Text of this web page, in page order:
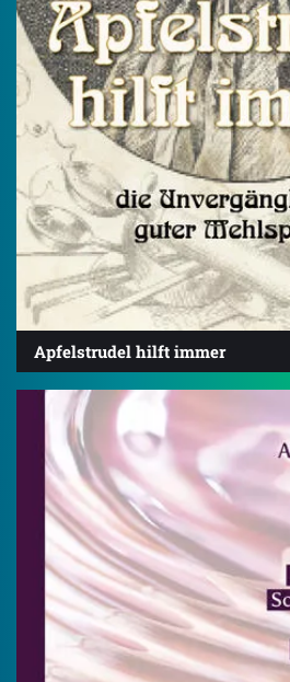
Apfelstrudel hilft immer